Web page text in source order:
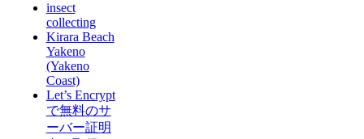
insect
collecting
Kirara Beach
Yakeno
(Yakeno
Coast)
Let’s Encrypt
で無料のサ
ーバー証明